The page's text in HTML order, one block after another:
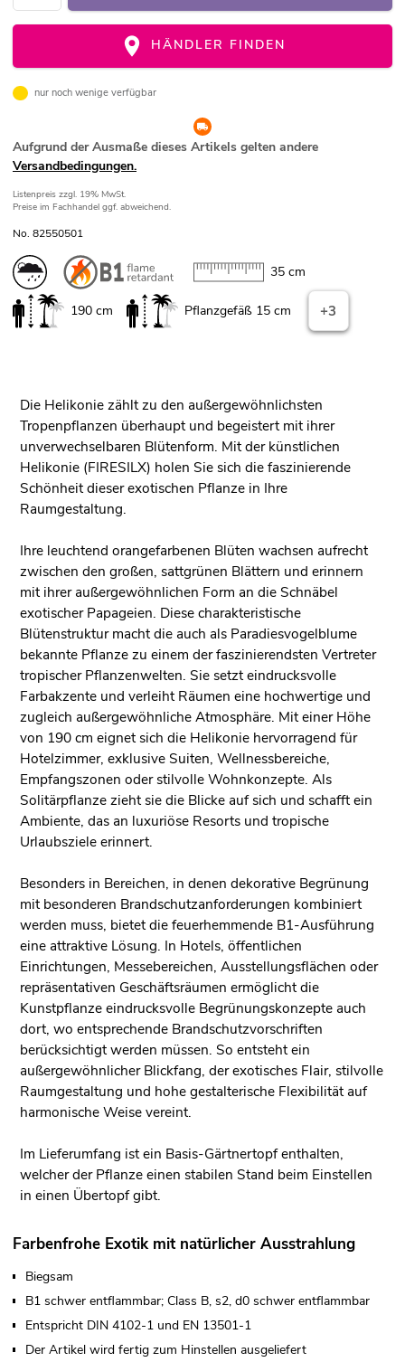
HÄNDLER FINDEN
nur noch wenige verfügbar
Aufgrund der Ausmaße dieses Artikels gelten andere
Versandbedingungen.
Listenpreis zzgl. 19% MwSt.
Preise im Fachhandel ggf. abweichend.
No. 82550501
35 cm
190 cm Pflanzgefäß 15 cm +3
Die Helikonie zählt zu den außergewöhnlichsten
Tropenpflanzen überhaupt und begeistert mit ihrer
unverwechselbaren Blütenform. Mit der künstlichen
Helikonie (FIRESILX) holen Sie sich die faszinierende
Schönheit dieser exotischen Pflanze in Ihre
Raumgestaltung.
Ihre leuchtend orangefarbenen Blüten wachsen aufrecht
zwischen den großen, sattgrünen Blättern und erinnern
mit ihrer außergewöhnlichen Form an die Schnäbel
exotischer Papageien. Diese charakteristische
Blütenstruktur macht die auch als Paradiesvogelblume
bekannte Pflanze zu einem der faszinierendsten Vertreter
tropischer Pflanzenwelten. Sie setzt eindrucksvolle
Farbakzente und verleiht Räumen eine hochwertige und
zugleich außergewöhnliche Atmosphäre. Mit einer Höhe
von 190 cm eignet sich die Helikonie hervorragend für
Hotelzimmer, exklusive Suiten, Wellnessbereiche,
Empfangszonen oder stilvolle Wohnkonzepte. Als
Solitärpflanze zieht sie die Blicke auf sich und schafft ein
Ambiente, das an luxuriöse Resorts und tropische
Urlaubsziele erinnert.
Besonders in Bereichen, in denen dekorative Begrünung
mit besonderen Brandschutzanforderungen kombiniert
werden muss, bietet die feuerhemmende B1-Ausführung
eine attraktive Lösung. In Hotels, öffentlichen
Einrichtungen, Messebereichen, Ausstellungsflächen oder
repräsentativen Geschäftsräumen ermöglicht die
Kunstpflanze eindrucksvolle Begrünungskonzepte auch
dort, wo entsprechende Brandschutzvorschriften
berücksichtigt werden müssen. So entsteht ein
außergewöhnlicher Blickfang, der exotisches Flair, stilvolle
Raumgestaltung und hohe gestalterische Flexibilität auf
harmonische Weise vereint.
Im Lieferumfang ist ein Basis-Gärtnertopf enthalten,
welcher der Pflanze einen stabilen Stand beim Einstellen
in einen Übertopf gibt.
Farbenfrohe Exotik mit natürlicher Ausstrahlung
Biegsam
B1 schwer entflammbar; Class B, s2, d0 schwer entflammbar
Entspricht DIN 4102-1 und EN 13501-1
Der Artikel wird fertig zum Hinstellen ausgeliefert